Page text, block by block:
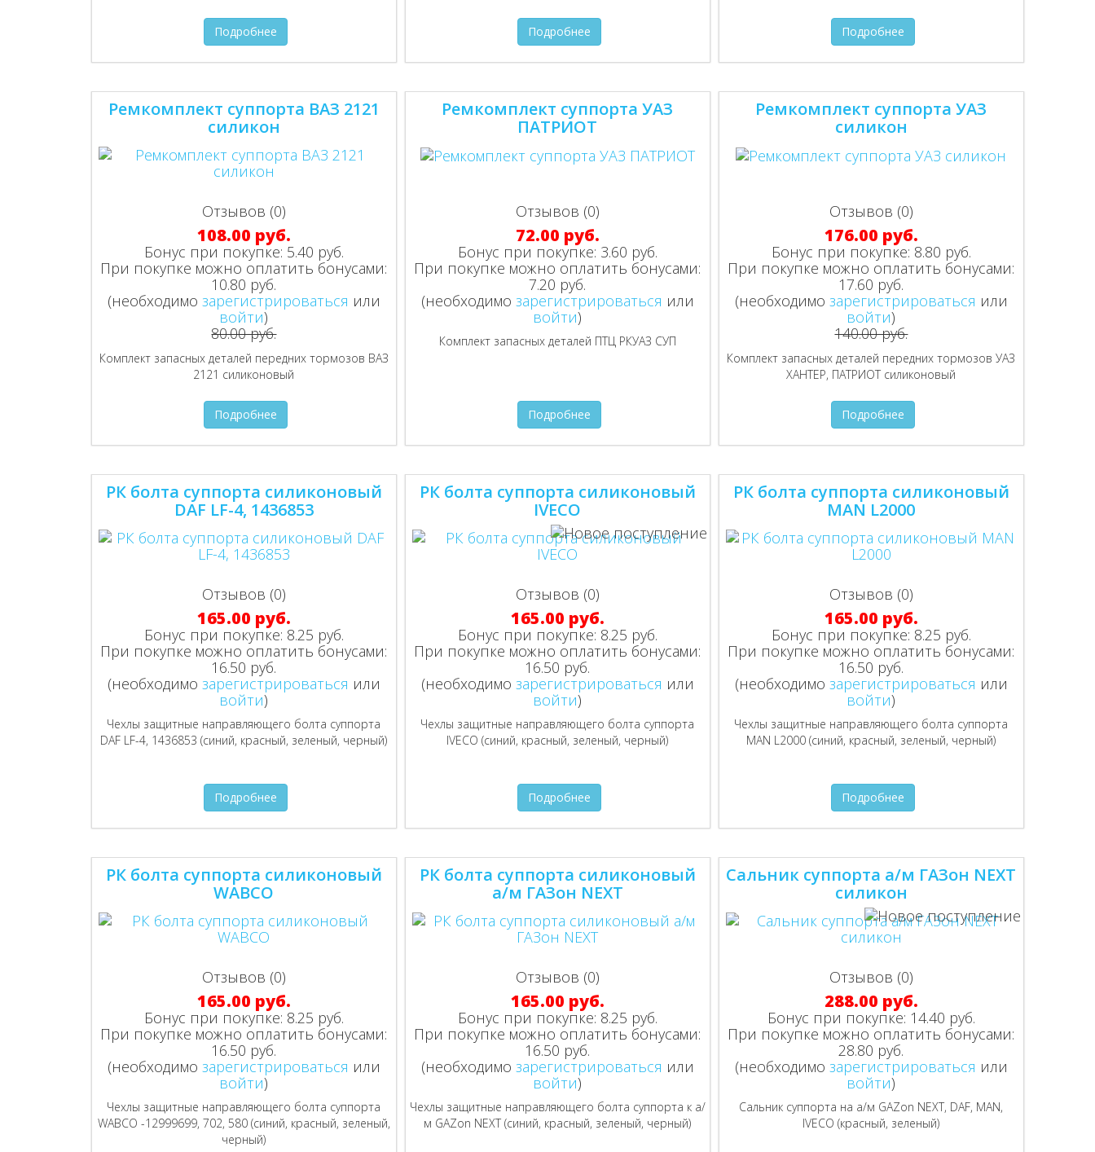
Подробнее Подробнее Подробнее
Ремкомплект суппорта ВАЗ 2121
силикон
Отзывов (0)
108.00 руб.
Бонус при покупке: 5.40 руб.
При покупке можно оплатить бонусами:
10.80 руб.
(необходимо зарегистрироваться или
войти)
80.00 руб.
Комплект запасных деталей передних тормозов ВАЗ
2121 силиконовый
Подробнее
Ремкомплект суппорта УАЗ
ПАТРИОТ
Отзывов (0)
72.00 руб.
Бонус при покупке: 3.60 руб.
При покупке можно оплатить бонусами:
7.20 руб.
(необходимо зарегистрироваться или
войти)
Комплект запасных деталей ПТЦ РКУАЗ СУП
Подробнее
Ремкомплект суппорта УАЗ
силикон
Отзывов (0)
176.00 руб.
Бонус при покупке: 8.80 руб.
При покупке можно оплатить бонусами:
17.60 руб.
(необходимо зарегистрироваться или
войти)
140.00 руб.
Комплект запасных деталей передних тормозов УАЗ
ХАНТЕР, ПАТРИОТ силиконовый
Подробнее
РК болта суппорта силиконовый
DAF LF-4, 1436853
Отзывов (0)
165.00 руб.
Бонус при покупке: 8.25 руб.
При покупке можно оплатить бонусами:
16.50 руб.
(необходимо зарегистрироваться или
войти)
Чехлы защитные направляющего болта суппорта
DAF LF-4, 1436853 (синий, красный, зеленый, черный)
Подробнее
РК болта суппорта силиконовый
IVECO
Отзывов (0)
165.00 руб.
Бонус при покупке: 8.25 руб.
При покупке можно оплатить бонусами:
16.50 руб.
(необходимо зарегистрироваться или
войти)
Чехлы защитные направляющего болта суппорта
IVECO (синий, красный, зеленый, черный)
Подробнее
РК болта суппорта силиконовый
MAN L2000
Отзывов (0)
165.00 руб.
Бонус при покупке: 8.25 руб.
При покупке можно оплатить бонусами:
16.50 руб.
(необходимо зарегистрироваться или
войти)
Чехлы защитные направляющего болта суппорта
MAN L2000 (синий, красный, зеленый, черный)
Подробнее
РК болта суппорта силиконовый
WABCO
Отзывов (0)
165.00 руб.
Бонус при покупке: 8.25 руб.
При покупке можно оплатить бонусами:
16.50 руб.
(необходимо зарегистрироваться или
войти)
Чехлы защитные направляющего болта суппорта
WABCO -12999699, 702, 580 (синий, красный, зеленый,
черный)
РК болта суппорта силиконовый
а/м ГАЗон NEXT
Отзывов (0)
165.00 руб.
Бонус при покупке: 8.25 руб.
При покупке можно оплатить бонусами:
16.50 руб.
(необходимо зарегистрироваться или
войти)
Чехлы защитные направляющего болта суппорта к а/
м GAZon NEXT (синий, красный, зеленый, черный)
Сальник суппорта а/м ГАЗон NEXT
силикон
Отзывов (0)
288.00 руб.
Бонус при покупке: 14.40 руб.
При покупке можно оплатить бонусами:
28.80 руб.
(необходимо зарегистрироваться или
войти)
Сальник суппорта на а/м GAZon NEXT, DAF, MAN,
IVECO (красный, зеленый)